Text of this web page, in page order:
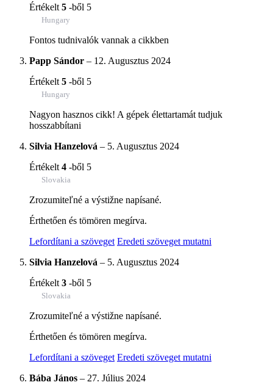
Értékelt 5 -ből 5
Hungary
Fontos tudnivalók vannak a cikkben
Papp Sándor – 12. Augusztus 2024
Értékelt 5 -ből 5
Hungary
Nagyon hasznos cikk! A gépek élettartamát tudjuk
hosszabbítani
Silvia Hanzelová – 5. Augusztus 2024
Értékelt 4 -ből 5
Slovakia
Zrozumiteľné a výstižne napísané.
Érthetően és tömören megírva.
Lefordítani a szöveget Eredeti szöveget mutatni
Silvia Hanzelová – 5. Augusztus 2024
Értékelt 3 -ből 5
Slovakia
Zrozumiteľné a výstižne napísané.
Érthetően és tömören megírva.
Lefordítani a szöveget Eredeti szöveget mutatni
Bába János – 27. Július 2024